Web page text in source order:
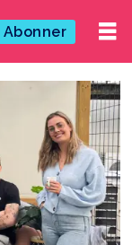
Abonner